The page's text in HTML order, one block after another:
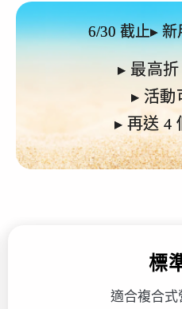
6/30 截止▸
▸ 最高折
▸ 活動
▸ 再送 4
標
適合複合式